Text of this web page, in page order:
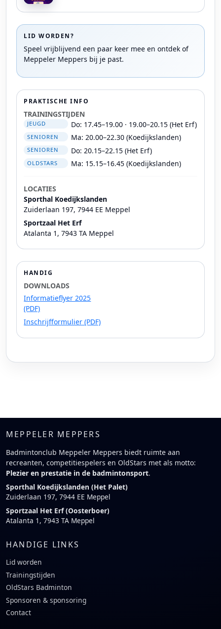
LID WORDEN?
Speel vrijblijvend een paar keer mee en ontdek of
Meppeler Meppers bij je past.
PRAKTISCHE INFO
TRAININGSTIJDEN
JEUGD Do: 17.45–19.00 · 19.00–20.15 (Het Erf)
SENIOREN Ma: 20.00–22.30 (Koedijkslanden)
SENIOREN Do: 20.15–22.15 (Het Erf)
OLDSTARS Ma: 15.15–16.45 (Koedijkslanden)
LOCATIES
Sporthal Koedijkslanden
Zuiderlaan 197, 7944 EE Meppel
Sportzaal Het Erf
Atalanta 1, 7943 TA Meppel
HANDIG
DOWNLOADS
Informatieflyer 2025
(PDF)
Inschrijfformulier (PDF)
MEPPELER MEPPERS
Badmintonclub Meppeler Meppers biedt ruimte aan
recreanten, competitiespelers en OldStars met als motto:
Plezier en prestatie in de badmintonsport.
Sporthal Koedijkslanden (Het Palet)
Zuiderlaan 197, 7944 EE Meppel
Sportzaal Het Erf (Oosterboer)
Atalanta 1, 7943 TA Meppel
HANDIGE LINKS
Lid worden
Trainingstijden
OldStars Badminton
Sponsoren & sponsoring
Contact